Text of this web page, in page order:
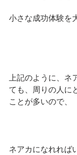
小さな成功体験を
上記のように、ネ
ても、周りの人に
ことが多いので、
ネアカになれれば